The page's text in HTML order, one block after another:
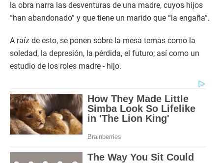
la obra narra las desventuras de una madre, cuyos hijos
“han abandonado” y que tiene un marido que “la engaña”.
A raíz de esto, se ponen sobre la mesa temas como la
soledad, la depresión, la pérdida, el futuro; así como un
estudio de los roles madre - hijo.